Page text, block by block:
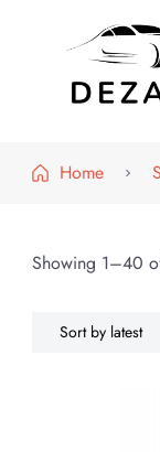
Home
Showing 1–40